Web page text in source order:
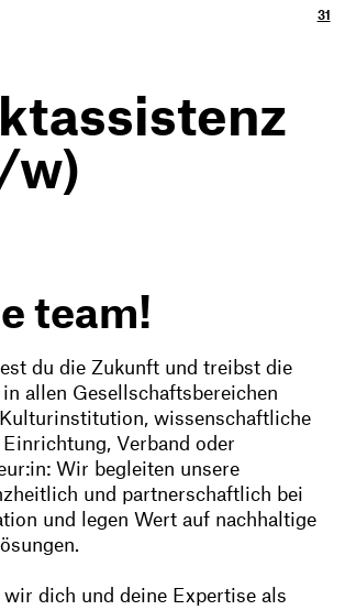
31
w)
team!
du die Zukunft und treibst die
allen Gesellschaftsbereichen
wissenschaftliche
Verband oder
Wir begleiten unsere
und partnerschaftlich bei
und legen Wert auf nachhaltige
wir dich und deine Expertise als